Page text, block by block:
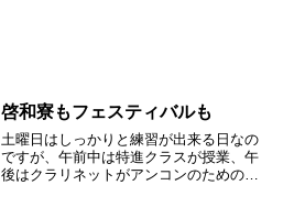
啓和寮もフェスティバルも
土曜日はしっかりと練習が出来る日なの
ですが、午前中は特進クラスが授業、午
後はクラリネットがアンコンのためのレ